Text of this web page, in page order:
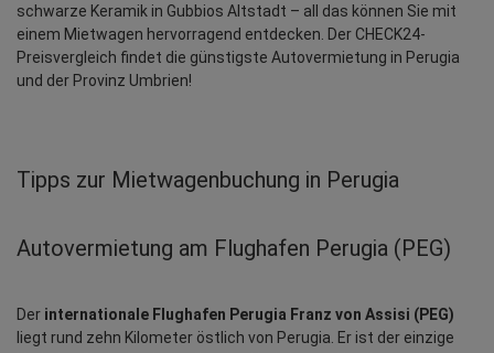
schwarze Keramik in Gubbios Altstadt – all das können Sie mit
einem Mietwagen hervorragend entdecken. Der CHECK24-
Preisvergleich findet die günstigste Autovermietung in Perugia
und der Provinz Umbrien!
Tipps zur Mietwagenbuchung in Perugia
Autovermietung am Flughafen Perugia (PEG)
Der internationale Flughafen Perugia Franz von Assisi (PEG)
liegt rund zehn Kilometer östlich von Perugia. Er ist der einzige